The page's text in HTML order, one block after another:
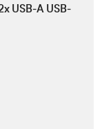
USB-A USB-